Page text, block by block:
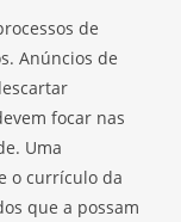
de
Anúncios de
focar nas
Uma
o currículo da
que a possam